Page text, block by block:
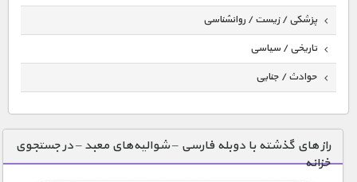
پزشکی / زیست / روانشناسی
تاریخی / سیاسی
حوادث / جنایی
دنیای خوراکی ها
زمین شناسی / محیط زیست
راز های گذشته با دوبله فارسی – شوالیه‌های معبد – در جستجوی
خزانه